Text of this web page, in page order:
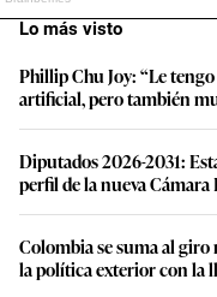
Lo más visto
Phillip Chu Joy: “Le
artificial, pero también
Diputados 2026-2031:
perfil de la nueva
Colombia se suma al
la política exterior con la